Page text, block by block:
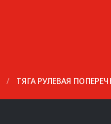
/ ТЯГА РУЛЕВАЯ